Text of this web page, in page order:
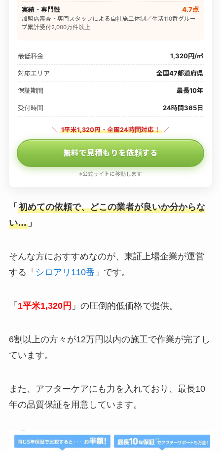
実績・専門性 4.7点
加盟店審査・専門スタッフによる自社施工体制／生活110番グルー
プ累計受付2,000万件以上
最低料金 1,320円/㎡
対応エリア 全国47都道府県
保証期間 最長10年
受付時間 24時間365日
＼ 1平米1,320円・全国24時間対応！ ／
無料で見積もりを依頼する
※公式サイトに移動します
「 初めての依頼で、どこの業者が良いか分からな
い…」
そんな方におすすめなのが、東証上場企業が運営
する「 シロアリ110番 」です。
「 1平米1,320円 」の圧倒的低価格で提供。
6割以上の方々が12万円以内の施工で作業が完了し
ています。
また、アフターケアにも力を入れており、最長10
年の品質保証を用意しています。